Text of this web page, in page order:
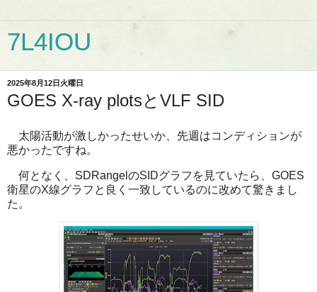
7L4IOU
2025年8月12日火曜日
GOES X-ray plotsとVLF SID
太陽活動が激しかったせいか、先週はコンディションが
悪かったですね。
何となく、SDRangelのSIDグラフを見ていたら、GOES
衛星のX線グラフと良く一致しているのに改めて驚きまし
た。